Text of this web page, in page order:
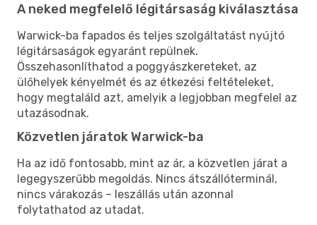
A neked megfelelő légitársaság kiválasztása
Warwick-ba fapados és teljes szolgáltatást nyújtó
légitársaságok egyaránt repülnek.
Összehasonlíthatod a poggyászkereteket, az
ülőhelyek kényelmét és az étkezési feltételeket,
hogy megtaláld azt, amelyik a legjobban megfelel az
utazásodnak.
Közvetlen járatok Warwick-ba
Ha az idő fontosabb, mint az ár, a közvetlen járat a
legegyszerűbb megoldás. Nincs átszállóterminál,
nincs várakozás – leszállás után azonnal
folytathatod az utadat.